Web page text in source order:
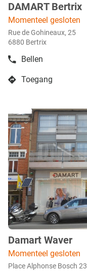
boetiek
:
DAMART Bertrix
Momenteel gesloten
Rue de Gohineaux, 25
6880 Bertrix
Bellen
de
boetiek
DAMART
Toegang
naar
DAMART
Bertrix
Druk
op
de
ENTER
toets
voor
meer
info
boetiek
:
Damart Waver
Momenteel gesloten
Place Alphonse Bosch 23